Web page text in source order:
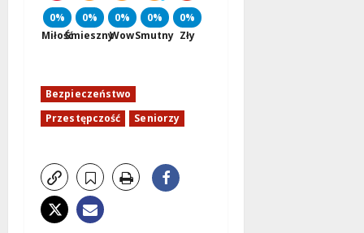
0%
Miłość
0%
Śmieszny
0%
Wow
0%
Smutny
0%
Zły
Bezpieczeństwo
Przestępczość
Seniorzy